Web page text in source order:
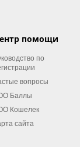
помощи
по
вопросы
Баллы
Кошелек
сайта